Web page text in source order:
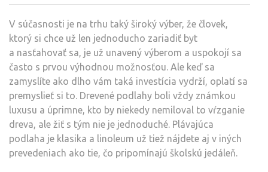
V súčasnosti je na trhu taký široký výber, že človek,
ktorý si chce už len jednoducho zariadiť byt
a nasťahovať sa, je už unavený výberom a uspokojí sa
často s prvou výhodnou možnosťou. Ale keď sa
zamyslíte ako dlho vám taká investícia vydrží, oplatí sa
premyslieť si to. Drevené podlahy boli vždy známkou
luxusu a úprimne, kto by niekedy nemiloval to vŕzganie
dreva, ale žiť s tým nie je jednoduché. Plávajúca
podlaha je klasika a linoleum už tiež nájdete aj v iných
prevedeniach ako tie, čo pripomínajú školskú jedáleň.